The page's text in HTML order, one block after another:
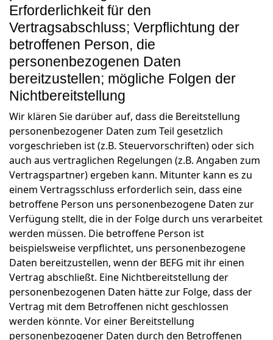
Erforderlichkeit für den
Vertragsabschluss; Verpflichtung der
betroffenen Person, die
personenbezogenen Daten
bereitzustellen; mögliche Folgen der
Nichtbereitstellung
Wir klären Sie darüber auf, dass die Bereitstellung
personenbezogener Daten zum Teil gesetzlich
vorgeschrieben ist (z.B. Steuervorschriften) oder sich
auch aus vertraglichen Regelungen (z.B. Angaben zum
Vertragspartner) ergeben kann. Mitunter kann es zu
einem Vertragsschluss erforderlich sein, dass eine
betroffene Person uns personenbezogene Daten zur
Verfügung stellt, die in der Folge durch uns verarbeitet
werden müssen. Die betroffene Person ist
beispielsweise verpflichtet, uns personenbezogene
Daten bereitzustellen, wenn der BEFG mit ihr einen
Vertrag abschließt. Eine Nichtbereitstellung der
personenbezogenen Daten hätte zur Folge, dass der
Vertrag mit dem Betroffenen nicht geschlossen
werden könnte. Vor einer Bereitstellung
personenbezogener Daten durch den Betroffenen